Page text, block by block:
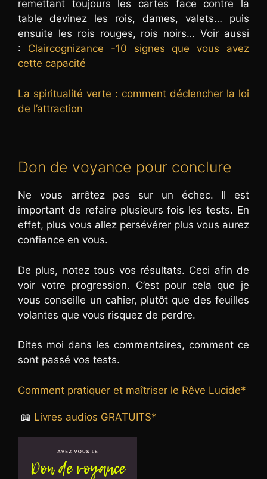
remettant toujours les cartes face contre la
table devinez les rois, dames, valets… puis
ensuite les rois rouges, rois noirs… Voir aussi
: Claircognizance -10 signes que vous avez
cette capacité
La spiritualité verte : comment déclencher la loi
de l’attraction
Don de voyance pour conclure
Ne vous arrêtez pas sur un échec. Il est
important de refaire plusieurs fois les tests. En
effet, plus vous allez persévérer plus vous aurez
confiance en vous.
De plus, notez tous vos résultats. Ceci afin de
voir votre progression. C’est pour cela que je
vous conseille un cahier, plutôt que des feuilles
volantes que vous risquez de perdre.
Dites moi dans les commentaires, comment ce
sont passé vos tests.
Comment pratiquer et maîtriser le Rêve Lucide*
📖 Livres audios GRATUITS*